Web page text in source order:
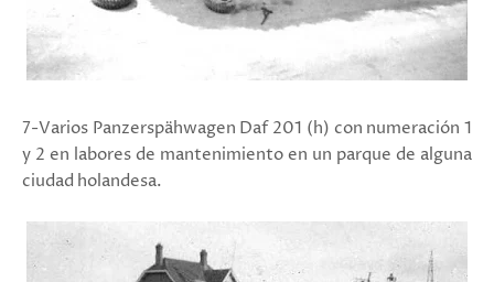
7-Varios Panzerspähwagen Daf 201 (h) con numeración 1
y 2 en labores de mantenimiento en un parque de alguna
ciudad holandesa.